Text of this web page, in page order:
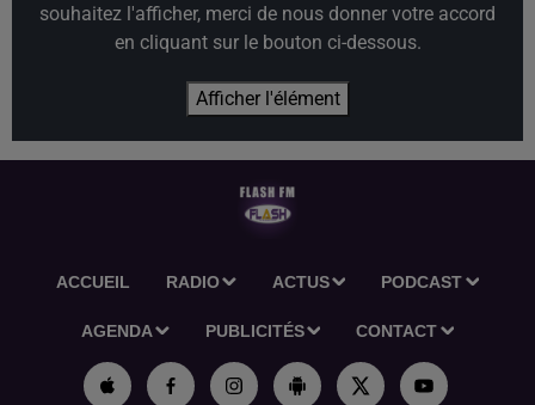
souhaitez l'afficher, merci de nous donner votre accord
en cliquant sur le bouton ci-dessous.
Afficher l'élément
ACCUEIL RADIO ACTUS PODCAST
AGENDA PUBLICITÉS CONTACT